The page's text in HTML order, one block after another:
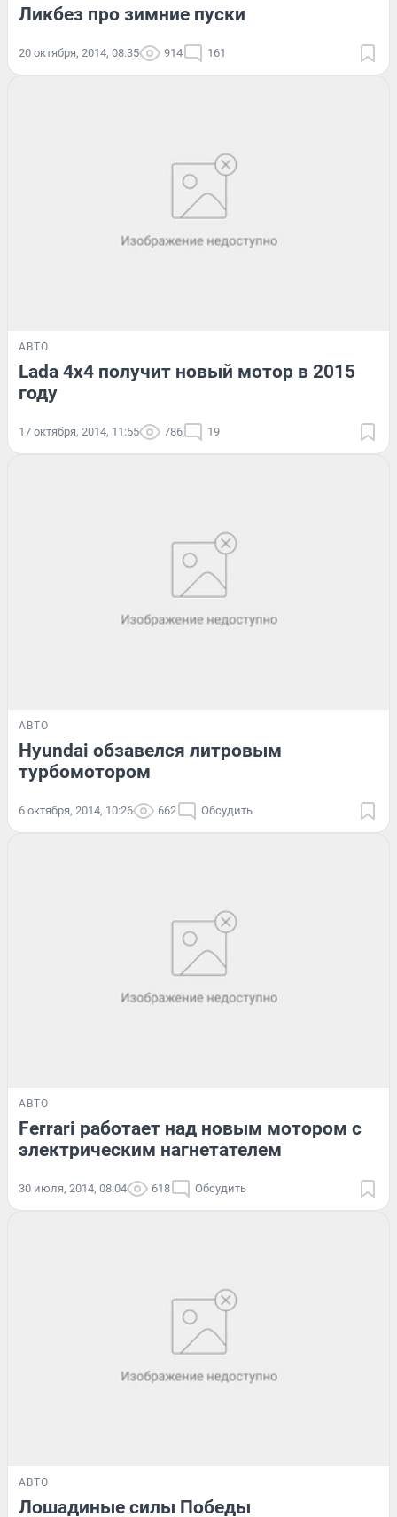
Ликбез про зимние пуски
20 октября, 2014, 08:35 914 161
АВТО
Lada 4x4 получит новый мотор в 2015
году
17 октября, 2014, 11:55 786 19
АВТО
Hyundai обзавелся литровым
турбомотором
6 октября, 2014, 10:26 662 Обсудить
АВТО
Ferrari работает над новым мотором с
электрическим нагнетателем
30 июля, 2014, 08:04 618 Обсудить
АВТО
Лошадиные силы Победы